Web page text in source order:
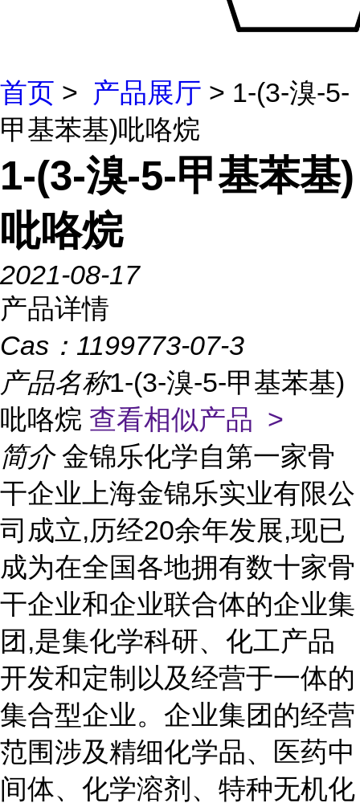
首页 > 产品展厅 > 1-(3-溴-5-
甲基苯基)吡咯烷
1-(3-溴-5-甲基苯基)
吡咯烷
2021-08-17
产品详情
Cas： 1199773-07-3
产品名称1-(3-溴-5-甲基苯基)
吡咯烷 查看相似产品 >
简介 金锦乐化学自第一家骨
干企业上海金锦乐实业有限公
司成立,历经20余年发展,现已
成为在全国各地拥有数十家骨
干企业和企业联合体的企业集
团,是集化学科研、化工产品
开发和定制以及经营于一体的
集合型企业。企业集团的经营
范围涉及精细化学品、医药中
间体、化学溶剂、特种无机化